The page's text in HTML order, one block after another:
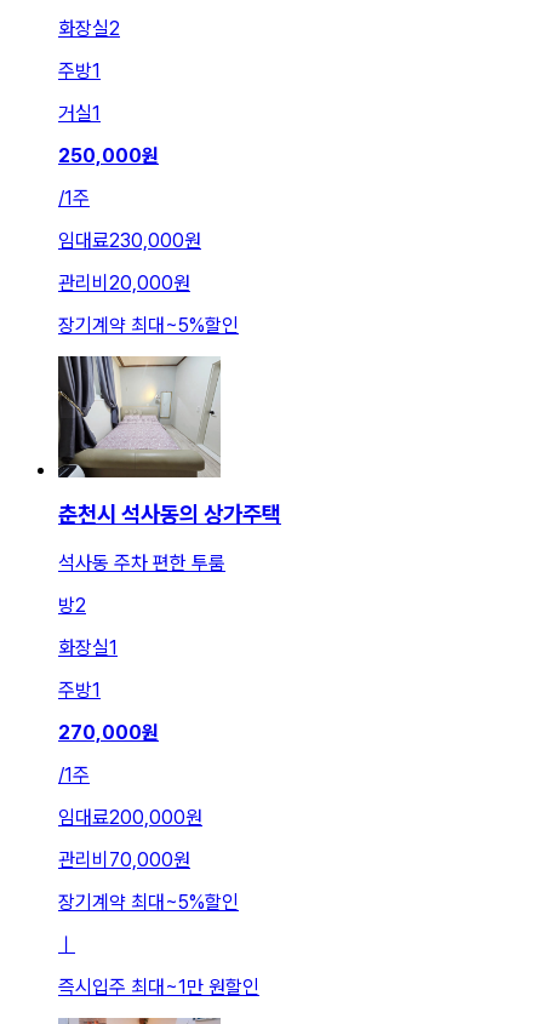
화장실2
주방1
거실1
250,000원
/1주
임대료230,000원
관리비 20,000원
장기계약 최대~5%할인
춘천시 석사동의 상가주택
석사동 주차 편한 투룸
방2
화장실1
주방1
270,000원
/1주
임대료200,000원
관리비 70,000원
장기계약 최대~5%할인
ㅣ
즉시입주 최대~1만 원할인